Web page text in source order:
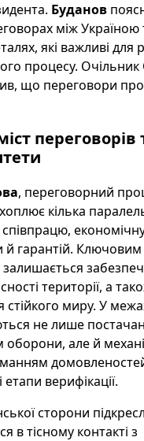
Буданов
між
які важливі для
процесу. Очільник
що переговори
переговорів
, переговорний
кілька
співпрацю,
й гарантій. Ключовим
території, а
стійкого миру. У
не лише
оборони, але й
верифікації.
сторони
в тісному контакті з